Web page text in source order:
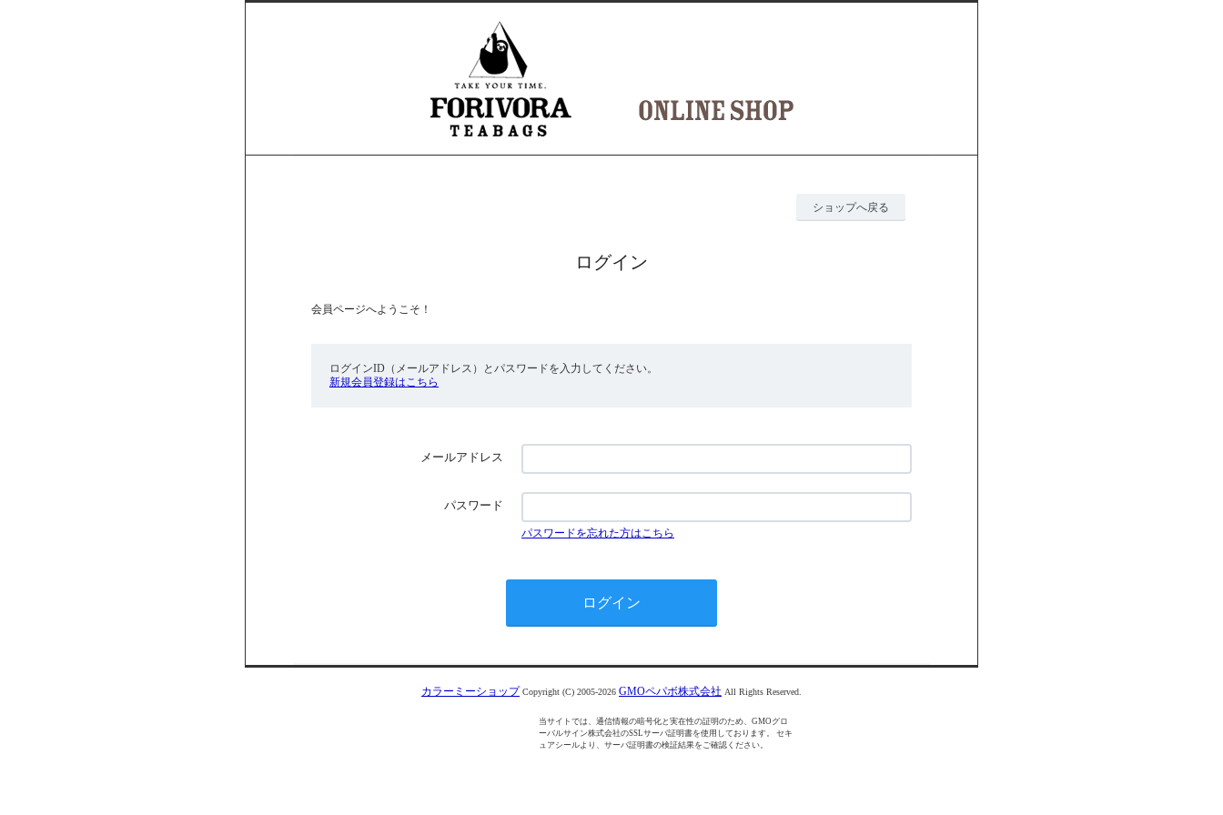
ショップへ戻る
ログイン
会員ページへようこそ！
ログインID（メールアドレス）とパスワードを入力してください。
新規会員登録はこちら
メールアドレス
パスワード
パスワードを忘れた方はこちら
カラーミーショップ Copyright (C) 2005-2026 GMOペパボ株式会社 All Rights Reserved.
当サイトでは、通信情報の暗号化と実在性の証明のため、GMOグロ
ーバルサイン株式会社のSSLサーバ証明書を使用しております。 セキ
ュアシールより、サーバ証明書の検証結果をご確認ください。